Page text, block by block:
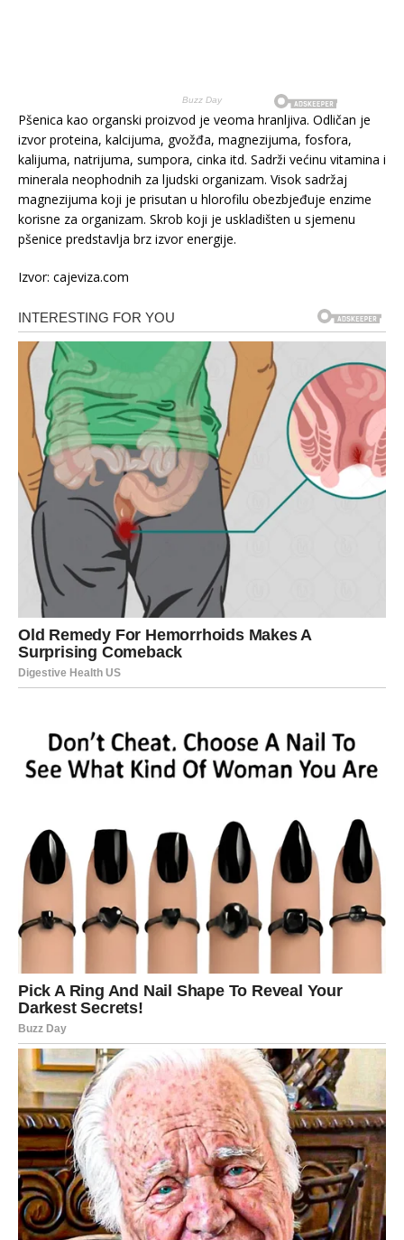
Pšenica kao organski proizvod je veoma hranljiva. Odličan je
izvor proteina, kalcijuma, gvožđa, magnezijuma, fosfora,
kalijuma, natrijuma, sumpora, cinka itd. Sadrži većinu vitamina i
minerala neophodnih za ljudski organizam. Visok sadržaj
magnezijuma koji je prisutan u hlorofilu obezbjeđuje enzime
korisne za organizam. Skrob koji je uskladišten u sjemenu
pšenice predstavlja brz izvor energije.
Izvor: cajeviza.com